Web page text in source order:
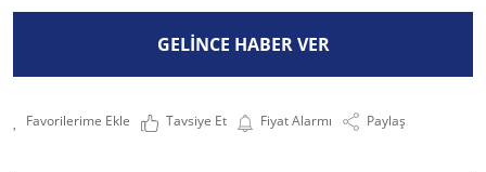
GELİNCE HABER VER
Tavsiye Et Fiyat Alarmı Paylaş